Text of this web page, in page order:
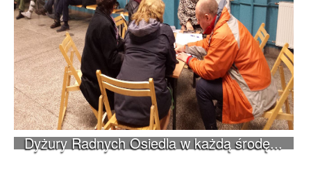
Dyżury Radnych Osiedla w każdą środę...